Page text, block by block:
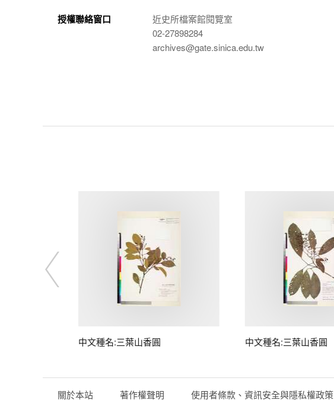
授權聯絡窗口
近史所檔案館閱覽室
02-27898284
archives@gate.sinica.edu.tw
中文種名:三葉山香圓 中文種名:三葉山香圓
關於本站 著作權聲明 使用者條款、資訊安全與隱私權政策